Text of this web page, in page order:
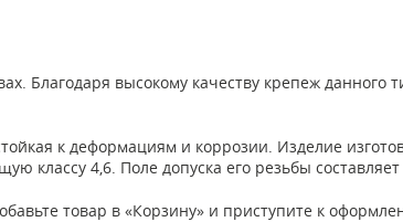
Благодаря высокому качеству крепеж данного
к деформациям и коррозии. Изделие
классу 4,6. Поле допуска его резьбы составляет .
товар в «Корзину» и приступите к